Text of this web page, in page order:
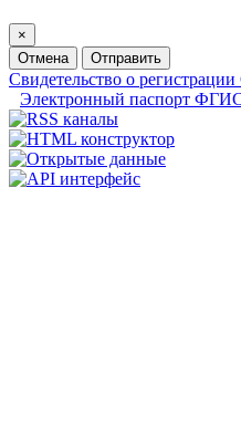
×
Отмена
Отправить
Свидетельство о
Электронный паспорт